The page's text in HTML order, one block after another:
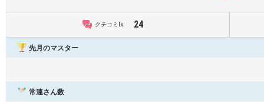
クチコミLv. 24
先月のマスター
常連さん数